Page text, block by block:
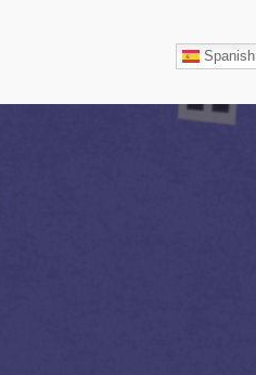
Spanish